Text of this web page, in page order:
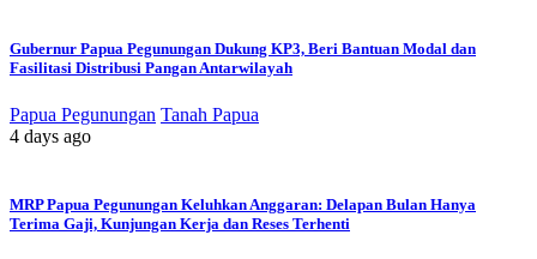
Gubernur Papua Pegunungan Dukung KP3, Beri Bantuan Modal dan
Fasilitasi Distribusi Pangan Antarwilayah
Papua Pegunungan Tanah Papua
4 days ago
MRP Papua Pegunungan Keluhkan Anggaran: Delapan Bulan Hanya
Terima Gaji, Kunjungan Kerja dan Reses Terhenti